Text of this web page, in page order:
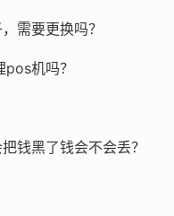
需要更换吗？
机吗？
钱黑了钱会不会丢？